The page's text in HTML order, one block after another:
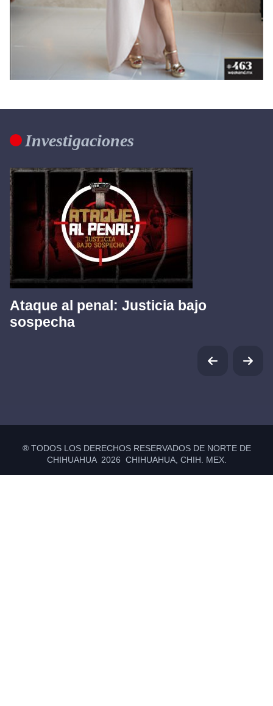
Investigaciones
Ataque al penal: Justicia bajo
sospecha
® TODOS LOS DERECHOS RESERVADOS DE NORTE DE
CHIHUAHUA 2026 CHIHUAHUA, CHIH. MEX.